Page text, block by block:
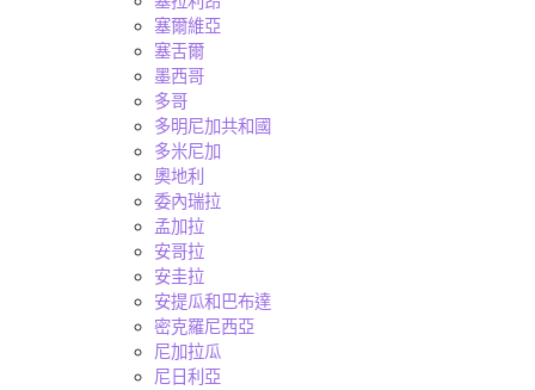
塞爾維亞
塞舌爾
墨西哥
多哥
多明尼加共和國
多米尼加
奧地利
委內瑞拉
孟加拉
安哥拉
安圭拉
安提瓜和巴布達
密克羅尼西亞
尼加拉瓜
尼日利亞